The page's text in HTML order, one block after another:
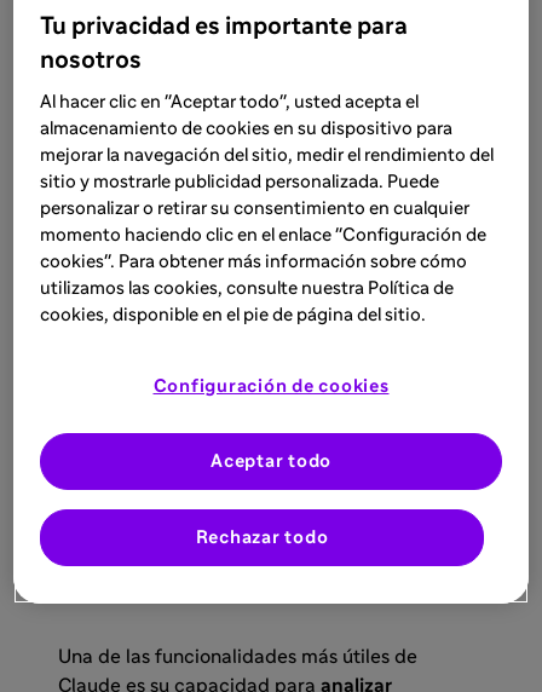
largos o
Projects
Organizar
información
médica por
áreas o
temas
clínicos
Trabajo con
contexto y
materiales
asociados
1. Análisis, lectura y
resúmenes de documentos
clínicos
Una de las funcionalidades más útiles de
Claude es su capacidad para analizar
Tu privacidad es importante para
nosotros
Al hacer clic en "Aceptar todo", usted acepta el
almacenamiento de cookies en su dispositivo para
mejorar la navegación del sitio, medir el rendimiento del
sitio y mostrarle publicidad personalizada. Puede
personalizar o retirar su consentimiento en cualquier
momento haciendo clic en el enlace "Configuración de
cookies". Para obtener más información sobre cómo
utilizamos las cookies, consulte nuestra Política de
cookies, disponible en el pie de página del sitio.
Configuración de cookies
Rechazar todo
Aceptar todo